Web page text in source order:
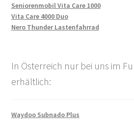
Seniorenmobil Vita Care 1000
Vita Care 4000 Duo
Nero Thunder Lastenfahrrad
In Österreich nur bei uns im
erhältlich:
Waydoo Subnado Plus